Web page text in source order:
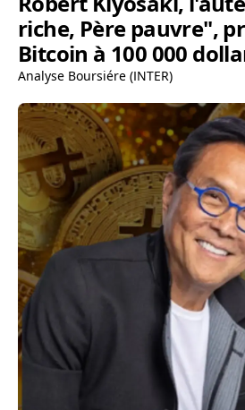
riche, Père pauvre",
Bitcoin à 100 000
Analyse Boursiére (INTER)